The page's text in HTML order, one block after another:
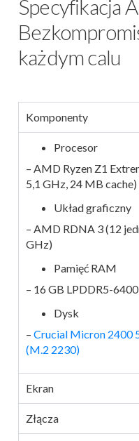
Specyfikacja
każdym calu
Komponenty
Procesor
– AMD Ryzen Z1
5,1 GHz, 24 MB cache)
Układ graficzny
– AMD RDNA 3 (12
GHz)
Pamięć RAM
– 16 GB LPDDR5-
Dysk
– Crucial Micron 2400
(M.2 2230)
Ekran
Złącza